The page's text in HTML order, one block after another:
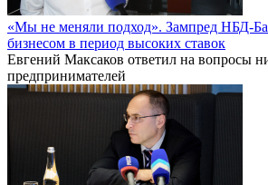
«Мы не меняли подход». Зампред НБД-
бизнесом в период высоких ставок
Евгений Максаков ответил на вопросы
предпринимателей